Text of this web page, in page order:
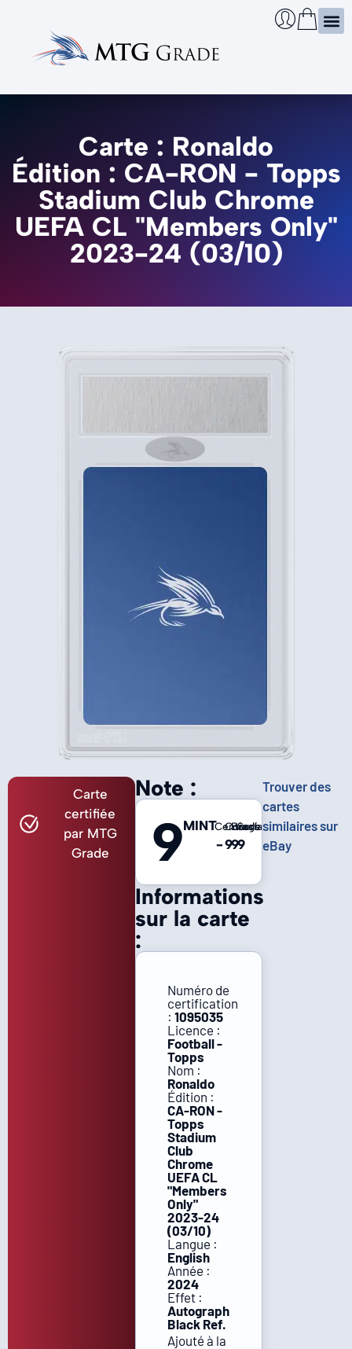
Carte : Ronaldo
Édition : CA-RON - Topps
Stadium Club Chrome
UEFA CL "Members Only"
2023-24 (03/10)
Carte
certifiée
par MTG
Grade
Informations
sur la carte
:
Numéro de
certification
: 1095035
Licence :
Football -
Topps
Nom :
Ronaldo
Édition :
CA-RON -
Topps
Stadium
Club
Chrome
UEFA CL
"Members
Only"
2023-24
(03/10)
Langue :
English
Année :
2024
Effet :
Autograph
Black Ref.
Ajouté à la
Note :
9MINTCentrage
-
Coins
9
Bords
9
Surface
9
Trouver des
cartes
similaires sur
eBay